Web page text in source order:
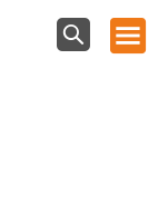
Suchfeld
Hauptnavigation öffnen